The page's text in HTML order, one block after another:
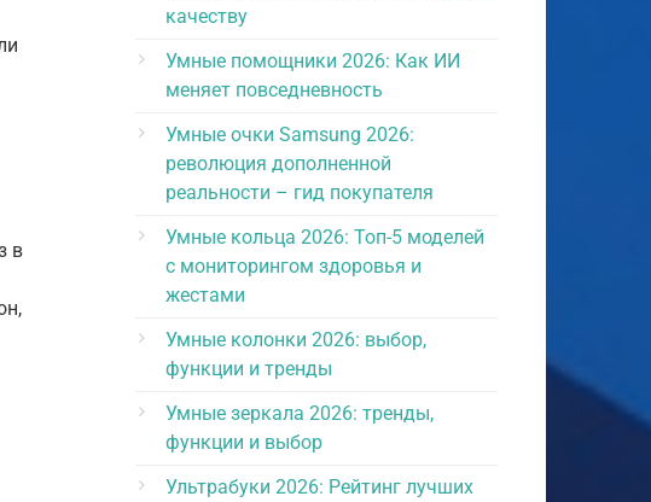
в
качеству
Умные помощники 2026: Как ИИ
меняет повседневность
Умные очки Samsung 2026:
революция дополненной
реальности – гид покупателя
Умные кольца 2026: Топ-5 моделей
с мониторингом здоровья и
жестами
Умные колонки 2026: выбор,
функции и тренды
Умные зеркала 2026: тренды,
функции и выбор
Ультрабуки 2026: Рейтинг лучших